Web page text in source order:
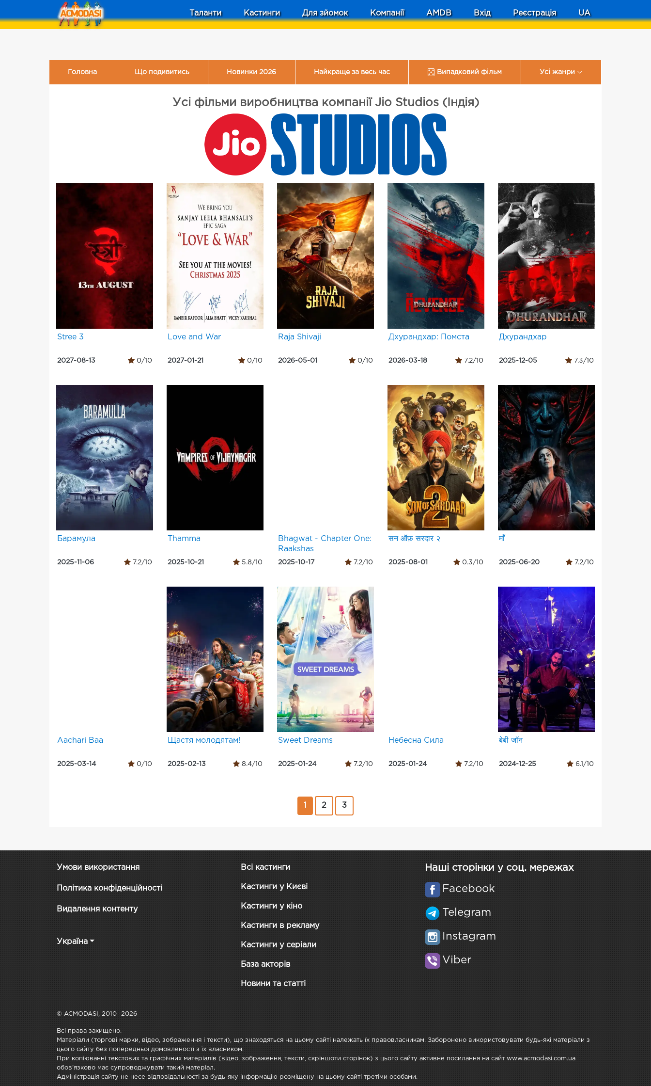
Таланти Кастинги Для зйомок Компанії AMDB Вхід Реєстрація UA
Головна Що подивитись Новинки 2026 Найкраще за весь час Випадковий фільм Усі жанри
Усі фільми виробництва компанії Jio Studios (Індія)
Stree 3
2027-08-13 0/10
Love and War
2027-01-21 0/10
Raja Shivaji
2026-05-01 0/10
Дхурандхар: Помста
2026-03-18 7.2/10
Дхурандхар
2025-12-05 7.3/10
Барамула
2025-11-06 7.2/10
Thamma
2025-10-21 5.8/10
Bhagwat - Chapter One:
Raakshas
2025-10-17 7.2/10
सन ऑफ़ सरदार २
2025-08-01 0.3/10
माँ
2025-06-20 7.2/10
Aachari Baa
2025-03-14 0/10
Щастя молодятам!
2025-02-13 8.4/10
Sweet Dreams
2025-01-24 7.2/10
Небесна Сила
2025-01-24 7.2/10
बेबी जॉन
2024-12-25 6.1/10
2 3
Умови використання
Політика конфіденційності
Видалення контенту
Україна
Всі кастинги
Кастинги у Києві
Кастинги у кіно
Кастинги в рекламу
Кастинги у серіали
База акторів
Новини та статті
Наші сторінки у соц. мережах
Facebook
Telegram
Instagram
Viber
© ACMODASI, 2010 -2026
Всі права захищено.
Матеріали (торгові марки, відео, зображення і тексти), що знаходяться на цьому сайті належать їх правовласникам. Заборонено використовувати будь-які матеріали з
цього сайту без попередньої домовленості з їх власником.
При копіюванні текстових та графічних матеріалів (відео, зображення, тексти, скріншоти сторінок) з цього сайту активне посилання на сайт www.acmodasi.com.ua
обов'язково має супроводжувати такий матеріал.
Адміністрація сайту не несе відповідальності за будь-яку інформацію розміщену на цьому сайті третіми особами.